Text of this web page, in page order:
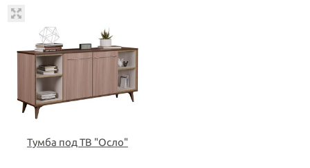
Тумба под ТВ "Осло"